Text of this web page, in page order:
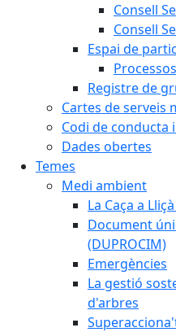
Consell
Consell
Espai de
Registre de
Cartes de serveis
Codi de conducta
Dades obertes
Temes
Medi ambient
La Caça a
Document
(DUPROCIM)
Emergències
La gestió
d'arbres